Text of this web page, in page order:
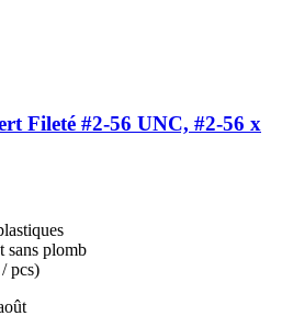
Fileté #2-​56 UNC, #2-​56 x
sans plomb
pcs)